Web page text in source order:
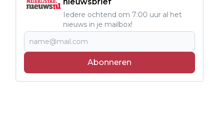
Iedere ochtend om 7:00 uur al het
nieuws in je mailbox!
Abonneren